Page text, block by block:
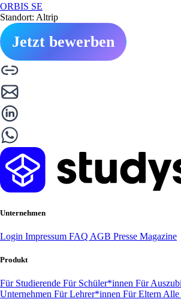
ORBIS SE
Standort: Altrip
Jetzt bewerben
Unternehmen
Login Impressum FAQ AGB Presse Magazine
Produkt
Für Studierende Für Schüler*innen Für
Unternehmen Für Lehrer*innen Für Eltern Alle